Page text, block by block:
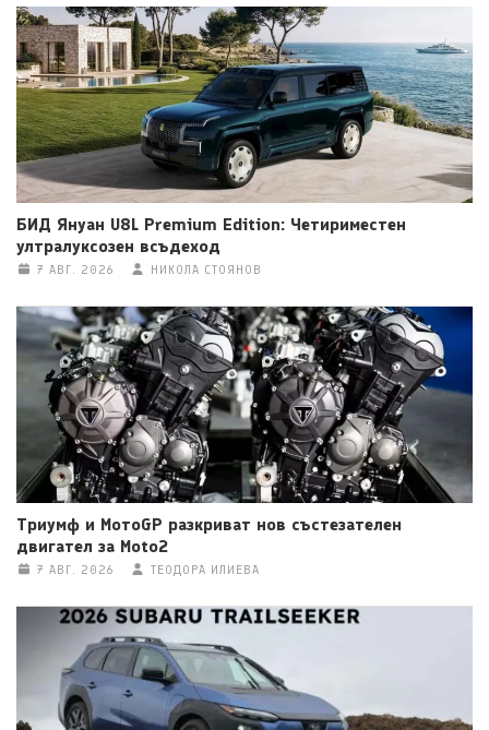
БИД Януан U8L Premium Edition: Четириместен
ултралуксозен всъдеход
7 АВГ. 2026 НИКОЛА СТОЯНОВ
Триумф и МотоGP разкриват нов състезателен
двигател за Moto2
7 АВГ. 2026 ТЕОДОРА ИЛИЕВА